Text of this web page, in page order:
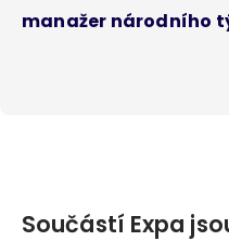
manažer národního
Součástí Expa